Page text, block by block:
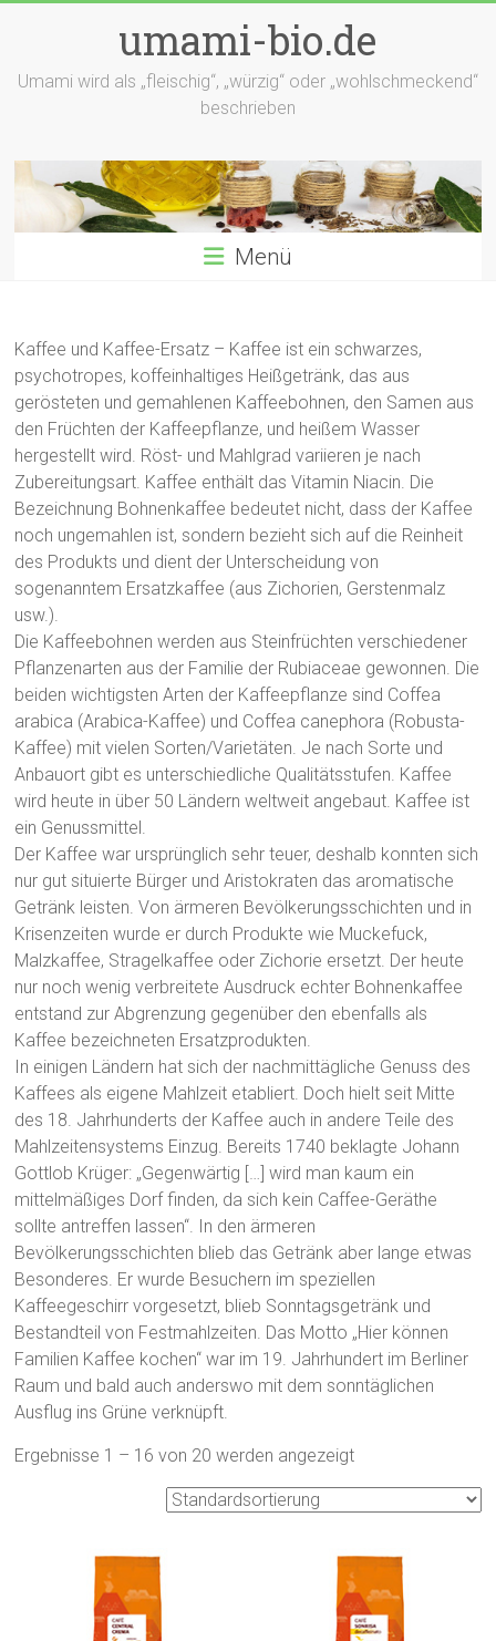
umami-bio.de
Umami wird als „fleischig“, „würzig“ oder „wohlschmeckend“
beschrieben
Menü
Kaffee und Kaffee-Ersatz – Kaffee ist ein schwarzes,
psychotropes, koffeinhaltiges Heißgetränk, das aus
gerösteten und gemahlenen Kaffeebohnen, den Samen aus
den Früchten der Kaffeepflanze, und heißem Wasser
hergestellt wird. Röst- und Mahlgrad variieren je nach
Zubereitungsart. Kaffee enthält das Vitamin Niacin. Die
Bezeichnung Bohnenkaffee bedeutet nicht, dass der Kaffee
noch ungemahlen ist, sondern bezieht sich auf die Reinheit
des Produkts und dient der Unterscheidung von
sogenanntem Ersatzkaffee (aus Zichorien, Gerstenmalz
usw.).
Die Kaffeebohnen werden aus Steinfrüchten verschiedener
Pflanzenarten aus der Familie der Rubiaceae gewonnen. Die
beiden wichtigsten Arten der Kaffeepflanze sind Coffea
arabica (Arabica-Kaffee) und Coffea canephora (Robusta-
Kaffee) mit vielen Sorten/Varietäten. Je nach Sorte und
Anbauort gibt es unterschiedliche Qualitätsstufen. Kaffee
wird heute in über 50 Ländern weltweit angebaut. Kaffee ist
ein Genussmittel.
Der Kaffee war ursprünglich sehr teuer, deshalb konnten sich
nur gut situierte Bürger und Aristokraten das aromatische
Getränk leisten. Von ärmeren Bevölkerungsschichten und in
Krisenzeiten wurde er durch Produkte wie Muckefuck,
Malzkaffee, Stragelkaffee oder Zichorie ersetzt. Der heute
nur noch wenig verbreitete Ausdruck echter Bohnenkaffee
entstand zur Abgrenzung gegenüber den ebenfalls als
Kaffee bezeichneten Ersatzprodukten.
In einigen Ländern hat sich der nachmittägliche Genuss des
Kaffees als eigene Mahlzeit etabliert. Doch hielt seit Mitte
des 18. Jahrhunderts der Kaffee auch in andere Teile des
Mahlzeitensystems Einzug. Bereits 1740 beklagte Johann
Gottlob Krüger: „Gegenwärtig […] wird man kaum ein
mittelmäßiges Dorf finden, da sich kein Caffee-Geräthe
sollte antreffen lassen“. In den ärmeren
Bevölkerungsschichten blieb das Getränk aber lange etwas
Besonderes. Er wurde Besuchern im speziellen
Kaffeegeschirr vorgesetzt, blieb Sonntagsgetränk und
Bestandteil von Festmahlzeiten. Das Motto „Hier können
Familien Kaffee kochen“ war im 19. Jahrhundert im Berliner
Raum und bald auch anderswo mit dem sonntäglichen
Ausflug ins Grüne verknüpft.
Ergebnisse 1 – 16 von 20 werden angezeigt